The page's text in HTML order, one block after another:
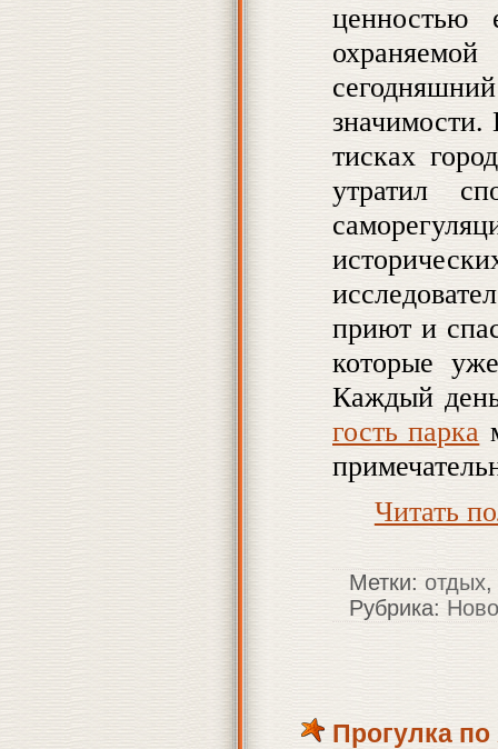
ценностью
значимости.
тисках
утратил
приют и
которые
Каждый
гость парка
Читать
Метки: отдых,
Рубрика:
Прогулка